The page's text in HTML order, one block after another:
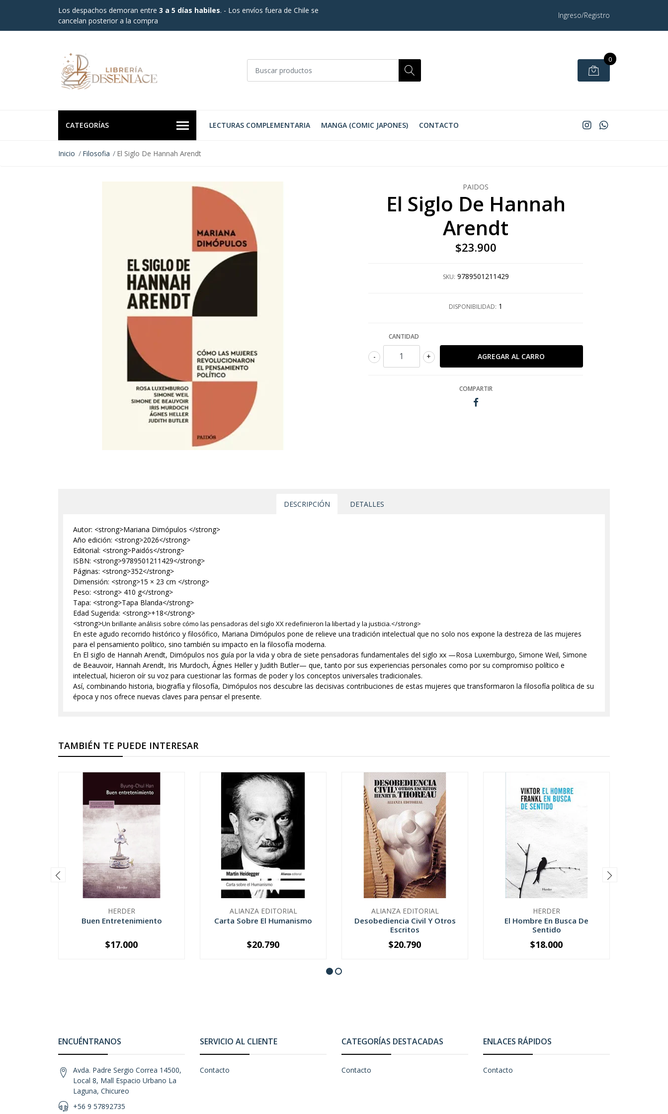
Los despachos demoran entre 3 a 5 días habiles. - Los envíos fuera de Chile se
cancelan posterior a la compra
Ingreso/Registro
0
CATEGORÍAS LECTURAS COMPLEMENTARIA MANGA (COMIC JAPONES) CONTACTO
Inicio Filosofia El Siglo De Hannah Arendt
PAIDOS
El Siglo De Hannah
Arendt
$23.900
SKU: 9789501211429
DISPONIBILIDAD: 1
CANTIDAD
+
-
COMPARTIR
DESCRIPCIÓN DETALLES
Autor: <strong>Mariana Dimópulos </strong>
Año edición: <strong>2026</strong>
Editorial: <strong>Paidós</strong>
ISBN: <strong>9789501211429</strong>
Páginas: <strong>352</strong>
Dimensión: <strong>15 × 23 cm </strong>
Peso: <strong> 410 g</strong>
Tapa: <strong>Tapa Blanda</strong>
Edad Sugerida: <strong>+18</strong>
<strong>Un brillante análisis sobre cómo las pensadoras del siglo XX redefinieron la libertad y la justicia.</strong>
En este agudo recorrido histórico y filosófico, Mariana Dimópulos pone de relieve una tradición intelectual que no solo nos expone la destreza de las mujeres
para el pensamiento político, sino también su impacto en la filosofía moderna.
En El siglo de Hannah Arendt, Dimópulos nos guía por la vida y obra de siete pensadoras fundamentales del siglo xx —Rosa Luxemburgo, Simone Weil, Simone
de Beauvoir, Hannah Arendt, Iris Murdoch, Ágnes Heller y Judith Butler— que, tanto por sus experiencias personales como por su compromiso político e
intelectual, hicieron oír su voz para cuestionar las formas de poder y los conceptos universales tradicionales.
Así, combinando historia, biografía y filosofía, Dimópulos nos descubre las decisivas contribuciones de estas mujeres que transformaron la filosofía política de su
época y nos ofrece nuevas claves para pensar el presente.
TAMBIÉN TE PUEDE INTERESAR
HERDER
Buen Entretenimiento
+
$17.000
ALIANZA EDITORIAL
Carta Sobre El Humanismo
+
$20.790
ALIANZA EDITORIAL
Desobediencia Civil Y Otros
Escritos
+
$20.790
HERDER
El Hombre En Busca De
Sentido
+
$18.000
ENCUÉNTRANOS
Avda. Padre Sergio Correa 14500,
Local 8, Mall Espacio Urbano La
Laguna, Chicureo
+56 9 57892735
SERVICIO AL CLIENTE
Contacto
CATEGORÍAS DESTACADAS
Contacto
ENLACES RÁPIDOS
Contacto